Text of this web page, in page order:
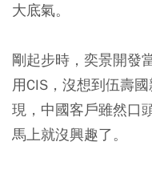
大底氣。
剛起步時，奕景開發
用CIS，沒想到伍壽
現，中國客戶雖然口
馬上就沒興趣了。